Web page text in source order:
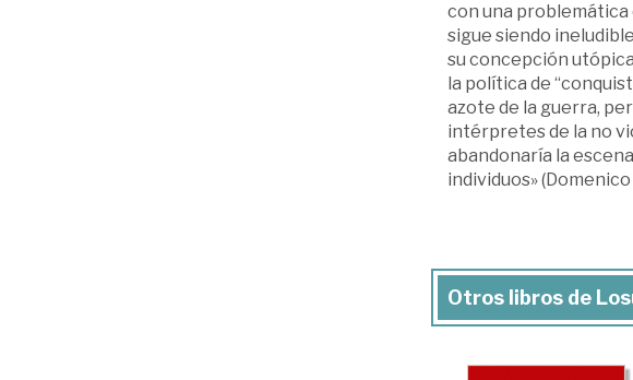
con una problemática
sigue siendo
su concepción
la política de
azote de la guerra,
intérpretes de la no
abandonaría la
individuos»
Otros libros de